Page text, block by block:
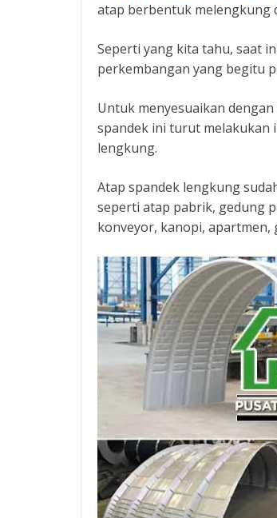
atap berbentuk melengkung
Seperti yang kita tahu, saat
perkembangan yang begitu
Untuk menyesuaikan
spandek ini turut melakukan
lengkung.
Atap spandek lengkung
seperti atap pabrik, gedung
konveyor, kanopi, apartmen,